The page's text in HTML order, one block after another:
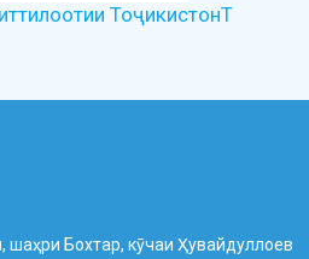
ТоҷикистонТ
шаҳри Бохтар, кӯчаи Ҳувайдуллоев